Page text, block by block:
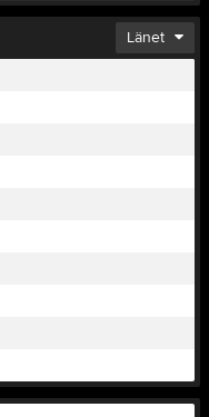
Länet